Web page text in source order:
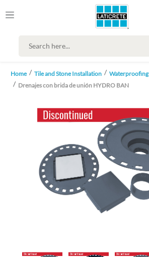
Home Tile and Stone Installation Waterproofing
Drenajes con brida de unión HYDRO BAN